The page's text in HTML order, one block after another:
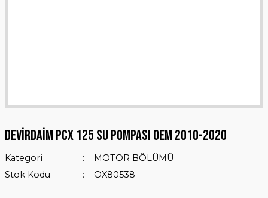
Devirdaim Pcx 125 Su Pompası Oem 2010-2020
Kategori
MOTOR BÖLÜMÜ
Stok Kodu
OX80538